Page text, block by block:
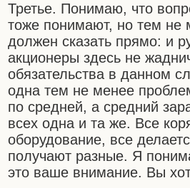
Третье. Понимаю, что
тоже понимают, но тем не
должен сказать прямо: и
акционеры здесь не
обязательства в данном
одна тем не менее
по средней, а средний
всех одна и та же. Все
оборудование, все
получают разные. Я
это ваше внимание. Вы